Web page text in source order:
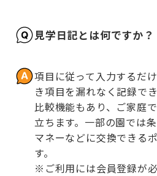
見学日記とは何ですか？
項目に従って入力するだ
き項目を漏れなく記録で
比較機能もあり、ご家庭
立ちます。一部の園では
マネーなどに交換できる
す。
※ご利用には会員登録が